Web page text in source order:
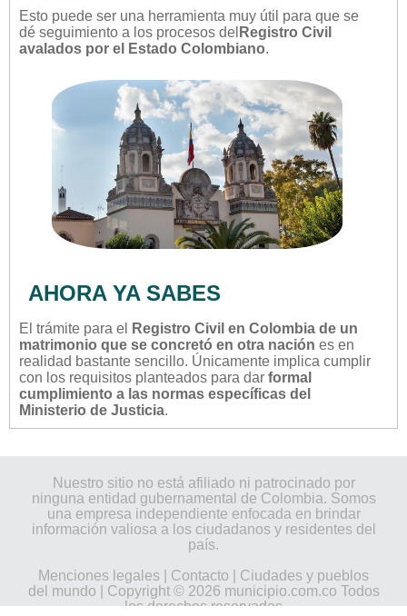
Esto puede ser una herramienta muy útil para que se
dé seguimiento a los procesos del Registro Civil
avalados por el Estado Colombiano.
AHORA YA SABES
El trámite para el
Registro Civil en Colombia de un
matrimonio que se concretó en otra nación es en
realidad bastante sencillo. Únicamente implica cumplir
con los requisitos planteados para dar formal
cumplimiento a las normas específicas del
Ministerio de Justicia.
Nuestro sitio no está afiliado ni patrocinado por
ninguna entidad gubernamental de Colombia. Somos
una empresa independiente enfocada en brindar
información valiosa a los ciudadanos y residentes del
país.
Menciones legales
Contacto
Ciudades y pueblos
del mundo | Copyright © 2026 municipio.com.co Todos
los derechos reservados